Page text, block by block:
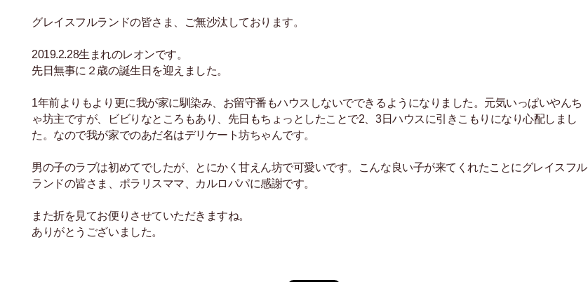
グレイスフルランドの皆さま、ご無沙汰しております。
2019.2.28生まれのレオンです。
先日無事に２歳の誕生日を迎えました。
1年前よりもより更に我が家に馴染み、お留守番もハウスしないでできるようになりました。元気いっぱいやんち
ゃ坊主ですが、ビビりなところもあり、先日もちょっとしたことで2、3日ハウスに引きこもりになり心配しまし
た。なので我が家でのあだ名はデリケート坊ちゃんです。
男の子のラブは初めてでしたが、とにかく甘えん坊で可愛いです。こんな良い子が来てくれたことにグレイスフル
ランドの皆さま、ポラリスママ、カルロパパに感謝です。
また折を見てお便りさせていただきますね。
ありがとうございました。